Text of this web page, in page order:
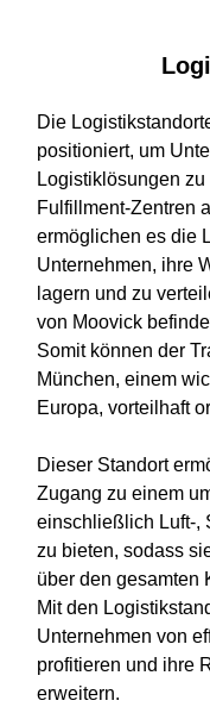
Die
positioniert, um
Logistiklösungen
Fulfillment-Zentren
ermöglichen es die
Unternehmen, ihre
lagern und zu
von Moovick
Somit können der
München, einem
Europa, vorteilhaft
Dieser Standort
Zugang zu einem
einschließlich Luft-,
zu bieten, sodass
über den gesamten
Mit den
Unternehmen von
profitieren und ihre
erweitern.